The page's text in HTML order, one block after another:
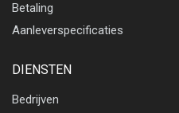
Betaling
Aanleverspecificaties
DIENSTEN
Bedrijven